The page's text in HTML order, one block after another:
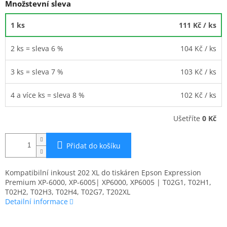
Množstevní sleva
1 ks 111 Kč / ks
2 ks = sleva 6 % 104 Kč / ks
3 ks = sleva 7 % 103 Kč / ks
4 a více ks = sleva 8 % 102 Kč / ks
Ušetříte 0 Kč
Přidat do košíku
Kompatibilní inkoust 202 XL do tiskáren Epson Expression
Premium XP-6000, XP-6005| XP6000, XP6005 | T02G1, T02H1,
T02H2, T02H3, T02H4, T02G7, T202XL
Detailní informace